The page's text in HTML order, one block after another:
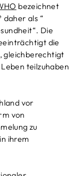
bezeichnet
als “
Die
die
gleichberechtigt
teilzuhaben
vor
von
zu
ihrem